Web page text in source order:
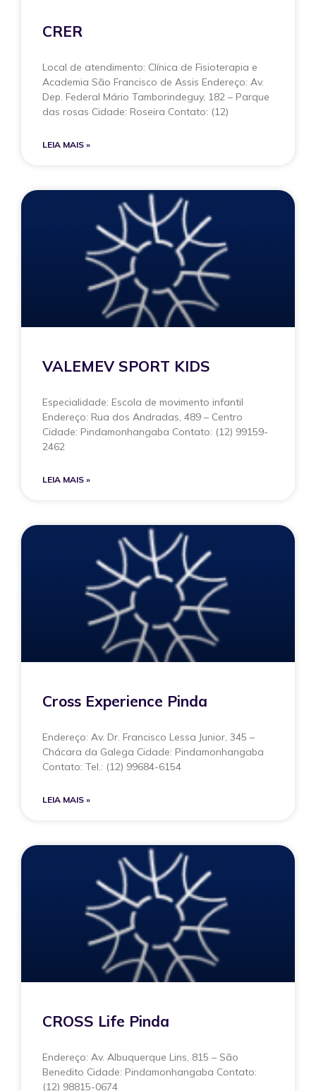
CRER
Local de atendimento: Clínica de Fisioterapia e
Academia São Francisco de Assis Endereço: Av.
Dep. Federal Mário Tamborindeguy, 182 – Parque
das rosas Cidade: Roseira Contato: (12)
LEIA MAIS »
VALEMEV SPORT KIDS
Especialidade: Escola de movimento infantil
Endereço: Rua dos Andradas, 489 – Centro
Cidade: Pindamonhangaba Contato: (12) 99159-
2462
LEIA MAIS »
Cross Experience Pinda
Endereço: Av. Dr. Francisco Lessa Junior, 345 –
Chácara da Galega Cidade: Pindamonhangaba
Contato: Tel.: (12) 99684-6154
LEIA MAIS »
CROSS Life Pinda
Endereço: Av. Albuquerque Lins, 815 – São
Benedito Cidade: Pindamonhangaba Contato:
(12) 98815-0674